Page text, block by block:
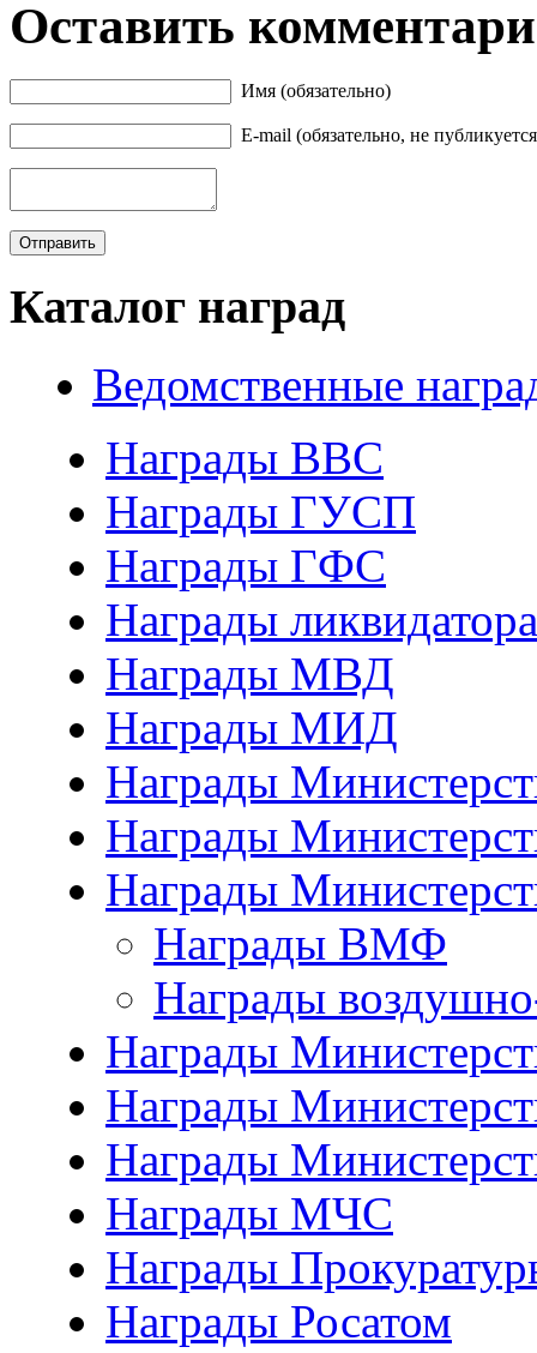
Оставить
Имя (обязательно)
E-mail (обязательно, не
Каталог наград
Ведомственные
Награды ВВС
Награды ГУСП
Награды ГФС
Награды
Награды МВД
Награды МИД
Награды
Награды
Награды
Награды ВМФ
Награды
Награды
Награды
Награды
Награды МЧС
Награды
Награды Росатом